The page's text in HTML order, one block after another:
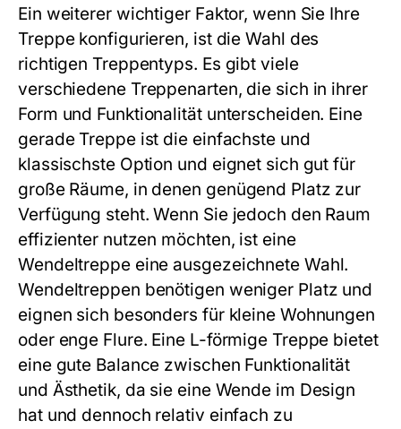
Ein weiterer wichtiger Faktor, wenn Sie Ihre
Treppe konfigurieren, ist die Wahl des
richtigen Treppentyps. Es gibt viele
verschiedene Treppenarten, die sich in ihrer
Form und Funktionalität unterscheiden. Eine
gerade Treppe ist die einfachste und
klassischste Option und eignet sich gut für
große Räume, in denen genügend Platz zur
Verfügung steht. Wenn Sie jedoch den Raum
effizienter nutzen möchten, ist eine
Wendeltreppe eine ausgezeichnete Wahl.
Wendeltreppen benötigen weniger Platz und
eignen sich besonders für kleine Wohnungen
oder enge Flure. Eine L-förmige Treppe bietet
eine gute Balance zwischen Funktionalität
und Ästhetik, da sie eine Wende im Design
hat und dennoch relativ einfach zu